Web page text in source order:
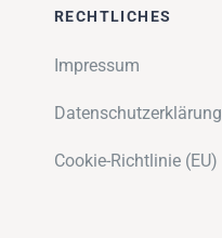
RECHTLICHES
Impressum
Datenschutzerklärung
Cookie-Richtlinie (EU)